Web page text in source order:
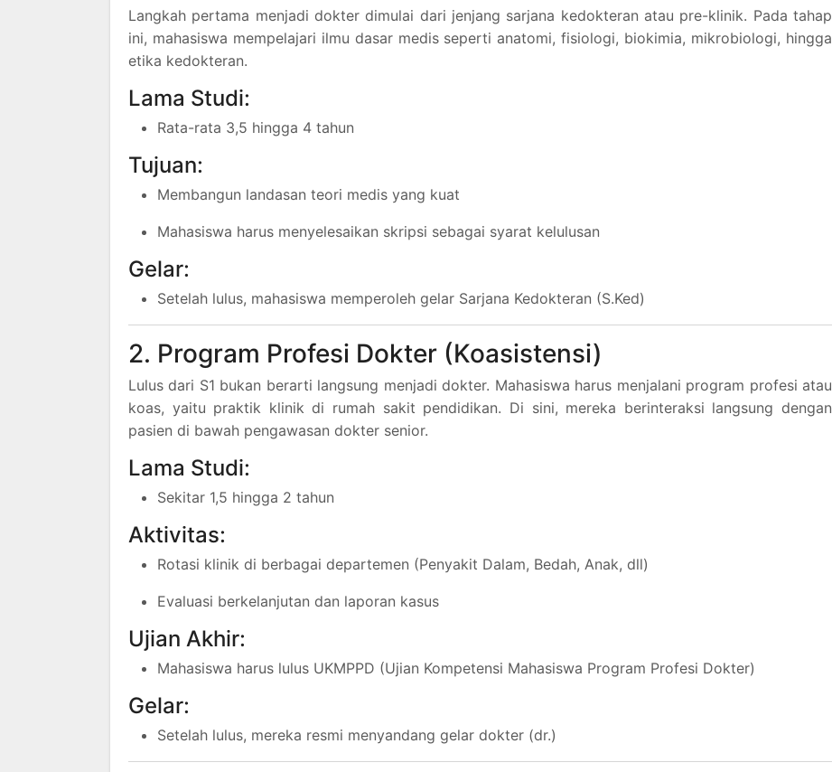
Langkah pertama menjadi dokter dimulai dari jenjang sarjana kedokteran atau pre-klinik. Pada tahap
ini, mahasiswa mempelajari ilmu dasar medis seperti anatomi, fisiologi, biokimia, mikrobiologi, hingga
etika kedokteran.
Lama Studi:
Rata-rata 3,5 hingga 4 tahun
Tujuan:
Membangun landasan teori medis yang kuat
Mahasiswa harus menyelesaikan skripsi sebagai syarat kelulusan
Gelar:
Setelah lulus, mahasiswa memperoleh gelar Sarjana Kedokteran (S.Ked)
2. Program Profesi Dokter (Koasistensi)
Lulus dari S1 bukan berarti langsung menjadi dokter. Mahasiswa harus menjalani program profesi atau
koas, yaitu praktik klinik di rumah sakit pendidikan. Di sini, mereka berinteraksi langsung dengan
pasien di bawah pengawasan dokter senior.
Lama Studi:
Sekitar 1,5 hingga 2 tahun
Aktivitas:
Rotasi klinik di berbagai departemen (Penyakit Dalam, Bedah, Anak, dll)
Evaluasi berkelanjutan dan laporan kasus
Ujian Akhir:
Mahasiswa harus lulus UKMPPD (Ujian Kompetensi Mahasiswa Program Profesi Dokter)
Gelar:
Setelah lulus, mereka resmi menyandang gelar dokter (dr.)